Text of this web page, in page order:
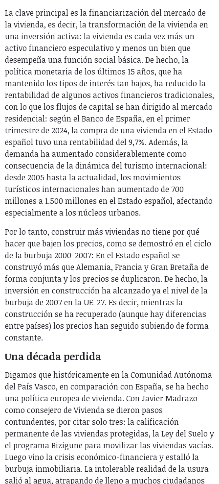
La clave principal es la financiarización del mercado de
la vivienda, es decir, la transformación de la vivienda en
una inversión activa: la vivienda es cada vez más un
activo financiero especulativo y menos un bien que
desempeña una función social básica. De hecho, la
política monetaria de los últimos 15 años, que ha
mantenido los tipos de interés tan bajos, ha reducido la
rentabilidad de algunos activos financieros tradicionales,
con lo que los flujos de capital se han dirigido al mercado
residencial: según el Banco de España, en el primer
trimestre de 2024, la compra de una vivienda en el Estado
español tuvo una rentabilidad del 9,7%. Además, la
demanda ha aumentado considerablemente como
consecuencia de la dinámica del turismo internacional:
desde 2005 hasta la actualidad, los movimientos
turísticos internacionales han aumentado de 700
millones a 1.500 millones en el Estado español, afectando
especialmente a los núcleos urbanos.
Por lo tanto, construir más viviendas no tiene por qué
hacer que bajen los precios, como se demostró en el ciclo
de la burbuja 2000-2007: En el Estado español se
construyó más que Alemania, Francia y Gran Bretaña de
forma conjunta y los precios se duplicaron. De hecho, la
inversión en construcción ha alcanzado ya el nivel de la
burbuja de 2007 en la UE-27. Es decir, mientras la
construcción se ha recuperado (aunque hay diferencias
entre países) los precios han seguido subiendo de forma
constante.
Una década perdida
Digamos que históricamente en la Comunidad Autónoma
del País Vasco, en comparación con España, se ha hecho
una política europea de vivienda. Con Javier Madrazo
como consejero de Vivienda se dieron pasos
contundentes, por citar solo tres: la calificación
permanente de las viviendas protegidas, la Ley del Suelo y
el programa Bizigune para movilizar las viviendas vacías.
Luego vino la crisis económico-financiera y estalló la
burbuja inmobiliaria. La intolerable realidad de la usura
salió al agua, atrapando de lleno a muchos ciudadanos